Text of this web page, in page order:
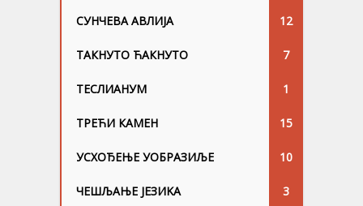
СУНЧЕВА АВЛИЈА 12
ТАКНУТО ЋАКНУТО 7
ТЕСЛИАНУМ 1
ТРЕЋИ КАМЕН 15
УСХОЂЕЊЕ УОБРАЗИЉЕ 10
ЧЕШЉАЊЕ ЈЕЗИKА 3